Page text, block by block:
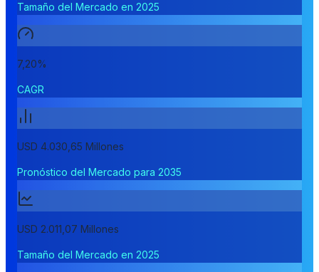
Tamaño del Mercado en 2025
7,20%
CAGR
USD 4.030,65 Millones
Pronóstico del Mercado para 2035
USD 2.011,07 Millones
Tamaño del Mercado en 2025